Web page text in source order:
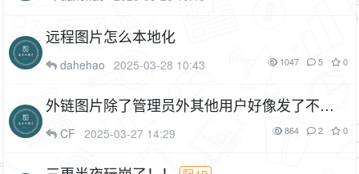
远程图片怎么本地化
dahehao 2025-03-28 10:43 1047 5 0
外链图片除了管理员外其他用户好像发了不显
示被替换了该怎么设置权限？
CF 2025-03-27 14:29 864 2 0